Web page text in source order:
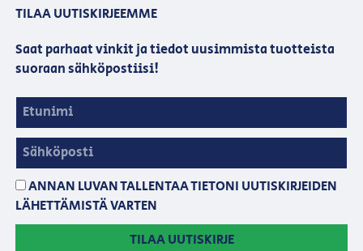
TILAA UUTISKIRJEEMME
Saat parhaat vinkit ja tiedot uusimmista tuotteista
suoraan sähköpostiisi!
ANNAN LUVAN TALLENTAA TIETONI UUTISKIRJEIDEN
LÄHETTÄMISTÄ VARTEN
TILAA UUTISKIRJE